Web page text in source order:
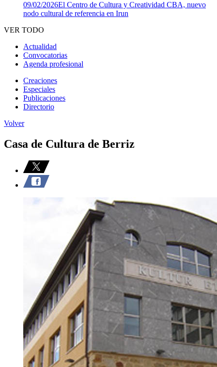
09/02/2026El Centro de Cultura y Creatividad CBA, nuevo
nodo cultural de referencia en Irun
VER TODO
Actualidad
Convocatorias
Agenda profesional
Creaciones
Especiales
Publicaciones
Directorio
Volver
Casa de Cultura de Berriz